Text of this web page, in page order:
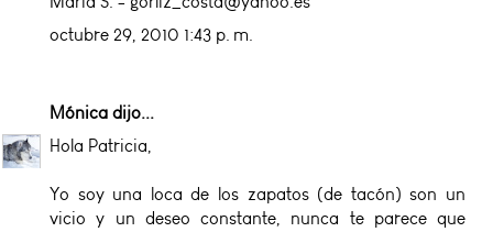
octubre 29, 2010 1:43 p. m.
Mónica dijo...
Hola Patricia,
Yo soy una loca de los zapatos (de tacón) son un
vicio y un deseo constante, nunca te parece que